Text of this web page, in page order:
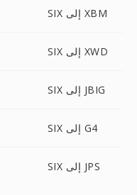
SIX إلى XBM
SIX إلى XWD
SIX إلى JBIG
SIX إلى G4
SIX إلى JPS